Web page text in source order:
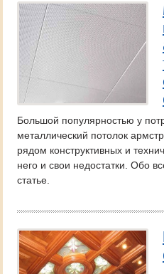
Большой популярностью у
металлический потолок
рядом конструктивных и
него и свои недостатки. Обо
статье.